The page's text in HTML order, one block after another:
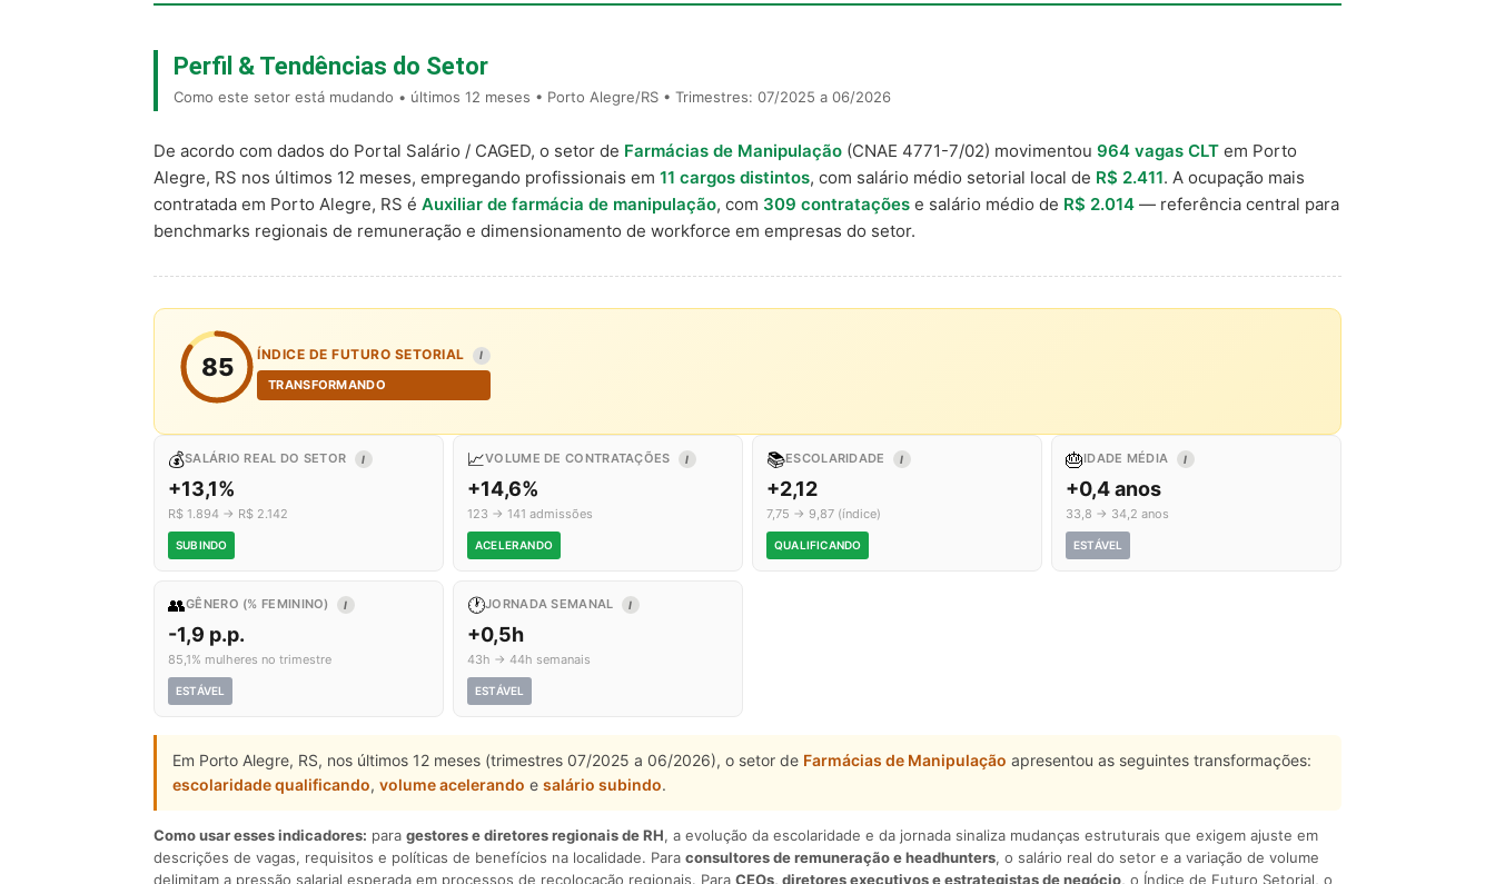
Perfil & Tendências do Setor
Como este setor está mudando • últimos 12 meses • Porto Alegre/RS • Trimestres: 07/2025 a 06/2026
De acordo com dados do Portal Salário / CAGED, o setor de Farmácias de Manipulação (CNAE 4771-7/02) movimentou 964 vagas CLT em Porto
Alegre, RS nos últimos 12 meses, empregando profissionais em 11 cargos distintos, com salário médio setorial local de R$ 2.411. A ocupação mais
contratada em Porto Alegre, RS é Auxiliar de farmácia de manipulação, com 309 contratações e salário médio de R$ 2.014 — referência central para
benchmarks regionais de remuneração e dimensionamento de workforce em empresas do setor.
85 ÍNDICE DE FUTURO SETORIAL I
TRANSFORMANDO
💰SALÁRIO REAL DO SETOR I
+13,1%
R$ 1.894 → R$ 2.142
SUBINDO
📈VOLUME DE CONTRATAÇÕES I
+14,6%
123 → 141 admissões
ACELERANDO
📚ESCOLARIDADE I
+2,12
7,75 → 9,87 (índice)
QUALIFICANDO
🎂IDADE MÉDIA I
+0,4 anos
33,8 → 34,2 anos
ESTÁVEL
👥GÊNERO (% FEMININO) I
-1,9 p.p.
85,1% mulheres no trimestre
ESTÁVEL
🕐JORNADA SEMANAL I
+0,5h
43h → 44h semanais
ESTÁVEL
Em Porto Alegre, RS, nos últimos 12 meses (trimestres 07/2025 a 06/2026), o setor de Farmácias de Manipulação apresentou as seguintes transformações:
escolaridade qualificando, volume acelerando e salário subindo.
Como usar esses indicadores: para gestores e diretores regionais de RH, a evolução da escolaridade e da jornada sinaliza mudanças estruturais que exigem ajuste em
descrições de vagas, requisitos e políticas de benefícios na localidade. Para consultores de remuneração e headhunters, o salário real do setor e a variação de volume
delimitam a pressão salarial esperada em processos de recolocação regionais. Para CEOs, diretores executivos e estrategistas de negócio, o Índice de Futuro Setorial, o